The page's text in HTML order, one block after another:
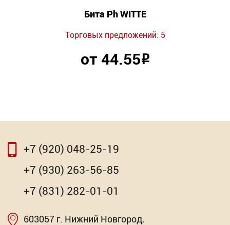
Бита Ph WITTE
Торговых предложений: 5
от 44.55Р
+7 (920) 048-25-19
+7 (930) 263-56-85
+7 (831) 282-01-01
603057 г. Нижний Новгород,